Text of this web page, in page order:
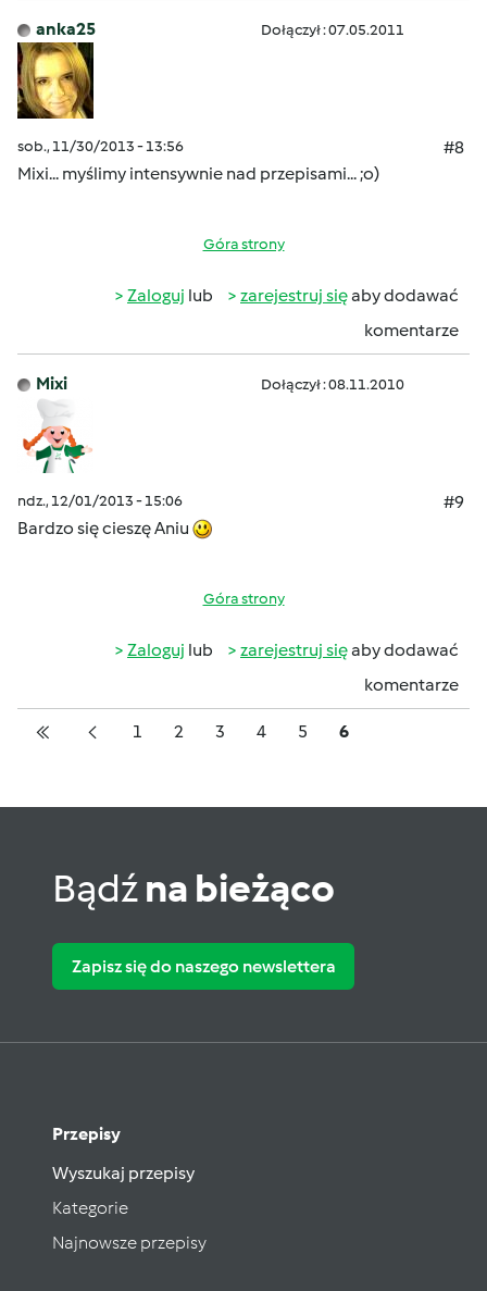
anka25 Dołączył : 07.05.2011
sob., 11/30/2013 - 13:56
#8
Mixi... myślimy intensywnie nad przepisami... ;o)
Góra strony
Zaloguj lub zarejestruj sięaby dodawać
komentarze
Mixi Dołączył : 08.11.2010
ndz., 12/01/2013 - 15:06
#9
Bardzo się cieszę Aniu
Góra strony
Zaloguj lub zarejestruj sięaby dodawać
komentarze
Pagination
Pierwsza stronaPoprzednia strona
Strona
1 Strona
2 Strona
3 Strona
4 Strona
5 Strona
6
Bądźna bieżąco
Zapisz się do naszego newslettera
Przepisy
Wyszukaj przepisy
Kategorie
Najnowsze przepisy